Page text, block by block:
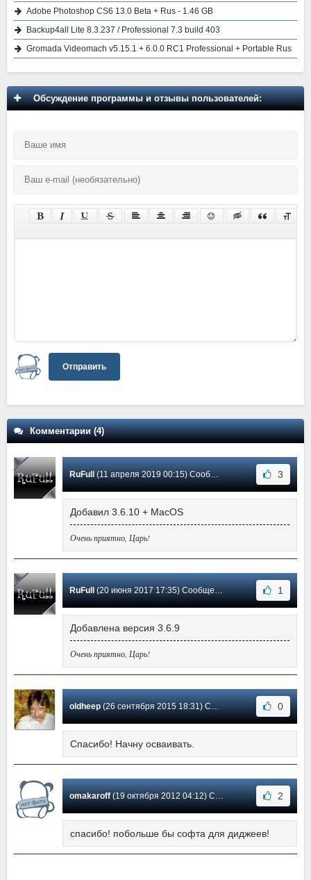
Adobe Photoshop CS6 13.0 Beta + Rus - 1.46 GB
Backup4all Lite 8.3.237 / Professional 7.3 build 403
Gromada Videomach v5.15.1 + 6.0.0 RC1 Professional + Portable Rus
Обсуждение программы и отзывы пользователей:
Отправить
Комментарии (4)
RuFull(11 апреля 2019 00:15) Сообщение #4 3
Добавил 3.6.10 + MacOS
Очень приятно, Царь!
RuFull(20 июня 2017 17:35) Сообщение #3 1
Добавлена версия 3.6.9
Очень приятно, Царь!
oldheep(26 сентября 2015 18:31) Сообщение #2 0
Спасибо! Начну осваивать.
omakaroff(19 октября 2012 04:12) Сообщение #1 2
спасибо! побольше бы софта для диджеев!